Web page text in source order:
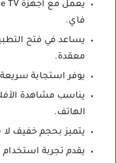
فاي.
يساعد في فتح
معقدة.
يوفر استجابة
يناسب مشاهدة
الهاتف.
يتميز بحجم خفيف
يقدم تجربة استخدام